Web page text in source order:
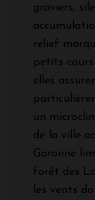
graviers,
relief
petits cours
elles
un
de la ville
Garonne
forêt des
les vents